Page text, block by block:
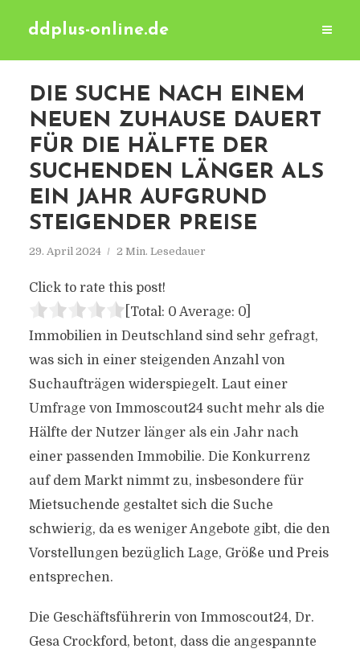
ddplus-online.de
DIE SUCHE NACH EINEM
NEUEN ZUHAUSE DAUERT
FÜR DIE HÄLFTE DER
SUCHENDEN LÄNGER ALS
EIN JAHR AUFGRUND
STEIGENDER PREISE
29. April 2024 2 Min. Lesedauer
Click to rate this post!
[Total: 0 Average: 0]
Immobilien in Deutschland sind sehr gefragt,
was sich in einer steigenden Anzahl von
Suchaufträgen widerspiegelt. Laut einer
Umfrage von Immoscout24 sucht mehr als die
Hälfte der Nutzer länger als ein Jahr nach
einer passenden Immobilie. Die Konkurrenz
auf dem Markt nimmt zu, insbesondere für
Mietsuchende gestaltet sich die Suche
schwierig, da es weniger Angebote gibt, die den
Vorstellungen bezüglich Lage, Größe und Preis
entsprechen.
Die Geschäftsführerin von Immoscout24, Dr.
Gesa Crockford, betont, dass die angespannte